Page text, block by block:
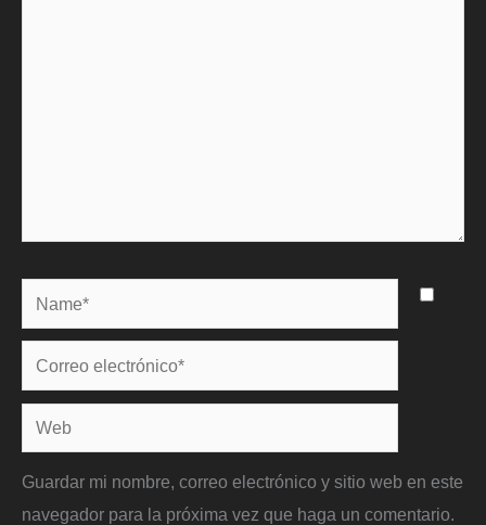
Name*
Correo
electrónico*
Web
Guardar mi nombre, correo electrónico y sitio web en este
navegador para la próxima vez que haga un comentario.